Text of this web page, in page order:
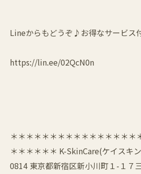
Lineからもどうぞ♪お得なサービス付
https://lin.ee/02QcN0n
＊＊＊＊＊＊＊＊＊＊＊＊＊＊＊＊
＊＊＊＊＊＊ K-SkinCare(ケイスキ
0814 東京都新宿区新小川町１-１７